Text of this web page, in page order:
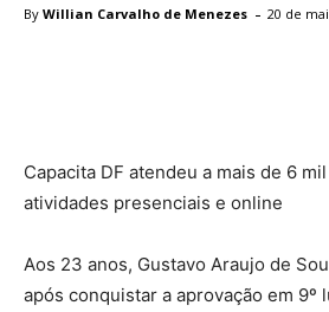
By Willian Carvalho de Menezes - 20 de
Capacita DF atendeu a mais de 6
atividades presenciais e online
Aos 23 anos, Gustavo Araujo de
após conquistar a aprovação em 9º